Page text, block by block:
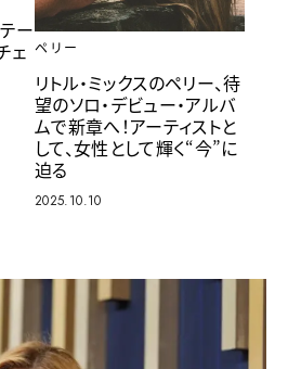
ー
ェ ペリー
リトル・ミックスのペリー、待
望のソロ・デビュー・アルバ
ムで新章へ！アーティストと
して、女性として輝く“今”に
迫る
2025.10.10